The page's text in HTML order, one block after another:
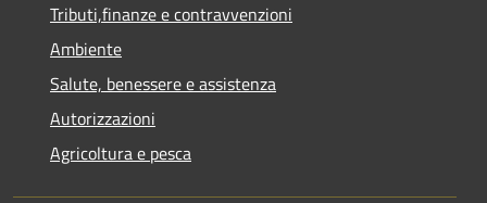
Tributi,finanze e contravvenzioni
Ambiente
Salute, benessere e assistenza
Autorizzazioni
Agricoltura e pesca